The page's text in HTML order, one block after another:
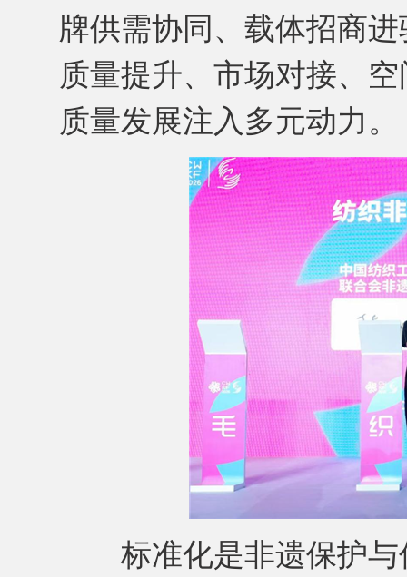
牌供需协同、载体招商
质量提升、市场对接、
质量发展注入多元动力。
标准化是非遗保护与